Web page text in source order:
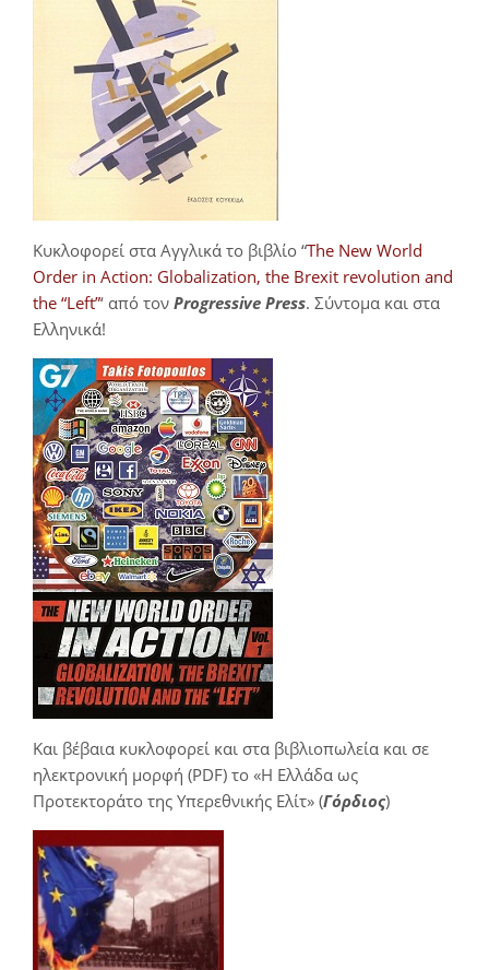
Κυκλοφορεί στα Αγγλικά το βιβλίο “The New World
Order in Action: Globalization, the Brexit revolution and
the “Left”‘ από τον Progressive Press. Σύντομα και στα
Ελληνικά!
Και βέβαια κυκλοφορεί και στα βιβλιοπωλεία και σε
ηλεκτρονική μορφή (PDF) το «Η Ελλάδα ως
Προτεκτοράτο της Υπερεθνικής Ελίτ» (Γόρδιος)